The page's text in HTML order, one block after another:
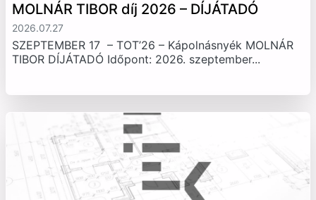
MOLNÁR TIBOR díj 2026 – DÍJÁTADÓ
2026.07.27
SZEPTEMBER 17 – TOT’26 – Kápolnásnyék MOLNÁR
TIBOR DÍJÁTADÓ Időpont: 2026. szeptember...